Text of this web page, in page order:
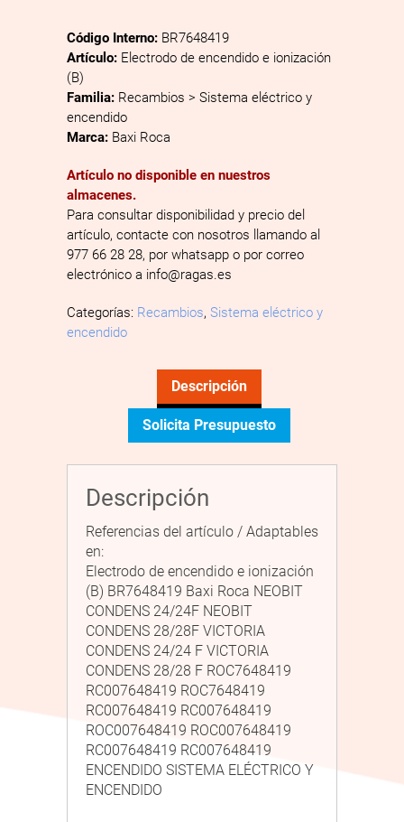
Código Interno: BR7648419
Artículo: Electrodo de encendido e ionización
(B)
Familia: Recambios > Sistema eléctrico y
encendido
Marca: Baxi Roca
Artículo no disponible en nuestros
almacenes.
Para consultar disponibilidad y precio del
artículo, contacte con nosotros llamando al
977 66 28 28, por whatsapp o por correo
electrónico a info@ragas.es
Categorías: Recambios, Sistema eléctrico y
encendido
Descripción
Solicita Presupuesto
Descripción
Referencias del artículo / Adaptables
en:
Electrodo de encendido e ionización
(B) BR7648419 Baxi Roca NEOBIT
CONDENS 24/24F NEOBIT
CONDENS 28/28F VICTORIA
CONDENS 24/24 F VICTORIA
CONDENS 28/28 F ROC7648419
RC007648419 ROC7648419
RC007648419 RC007648419
ROC007648419 ROC007648419
RC007648419 RC007648419
ENCENDIDO SISTEMA ELÉCTRICO Y
ENCENDIDO